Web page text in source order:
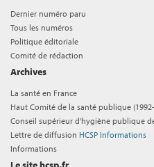
Dernier numéro paru
Tous les numéros
Politique éditoriale
Comité de rédaction
Archives
La santé en France
Haut Comité de la santé publique
Conseil supérieur d'hygiène publique
Lettre de diffusion HCSP Informations
Informations